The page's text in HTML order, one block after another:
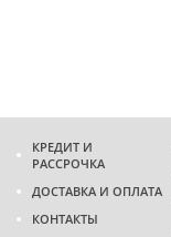
КРЕДИТ И
РАССРОЧКА
ДОСТАВКА И ОПЛАТА
КОНТАКТЫ